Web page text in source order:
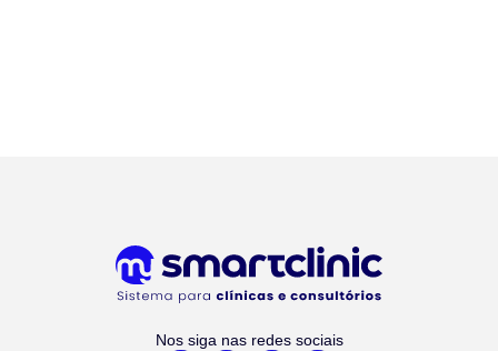
Nos siga nas redes sociais